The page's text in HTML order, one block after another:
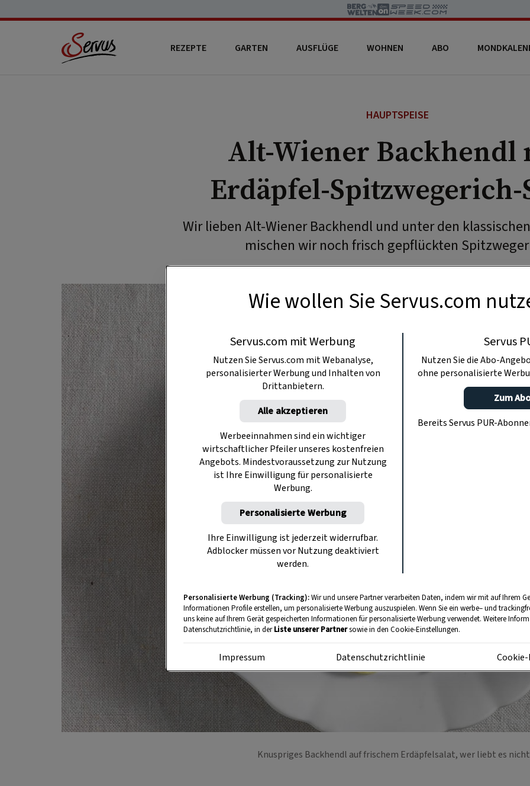
REZEPTE GARTEN AUSFLÜGE WOHNEN ABO
HAUPTSPEISE
Alt-Wiener Backhendl
Erdäpfel-Spitzwegerich-
Wir lieben Alt-Wiener Backhendl und unter den
mischen wir noch frisch gepflückten
Knuspriges Backhendl auf frischem Erdäpfelsalat, wer liebt es
Wie wollen Sie Servus.com
Servus.com mit Werbung
Nutzen Sie Servus.com mit Webanalyse,
personalisierter Werbung und Inhalten von
Drittanbietern.
Alle akzeptieren
Werbeeinnahmen sind ein wichtiger
wirtschaftlicher Pfeiler unseres kostenfreien
Angebots. Mindestvoraussetzung zur Nutzung
ist Ihre Einwilligung für personalisierte
Werbung.
Personalisierte Werbung
Ihre Einwilligung ist jederzeit widerrufbar.
Adblocker müssen vor Nutzung deaktiviert
werden.
Servus
Nutzen Sie die Abo-
ohne personalisierte
Zum
Bereits Servus PUR-
Personalisierte Werbung (Tracking):Wir und unsere Partner verarbeiten Daten, indem wir mit auf Ihrem
Informationen Profile erstellen, um personalisierte Werbung auszuspielen. Wenn Sie ein werbe– und
uns keine auf Ihrem Gerät gespeicherten Informationen für personalisierte Werbung verwendet. Weitere
Datenschutzrichtlinie, in derListe unserer Partnersowie in den Cookie-Einstellungen.
Impressum Datenschutzrichtlinie